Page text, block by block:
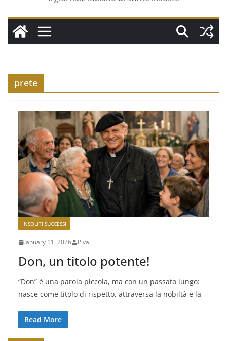
prete
INSOLITI SUCCESSI
January 11, 2026 Piva
Don, un titolo potente!
“Don” è una parola piccola, ma con un passato lungo:
nasce come titolo di rispetto, attraversa la nobiltà e la
Read More